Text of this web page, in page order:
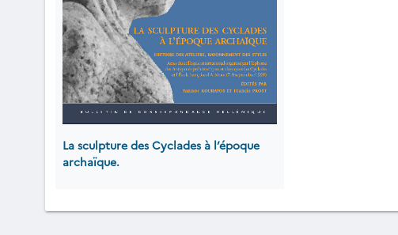
La sculpture des Cyclades à l’époque
archaïque.